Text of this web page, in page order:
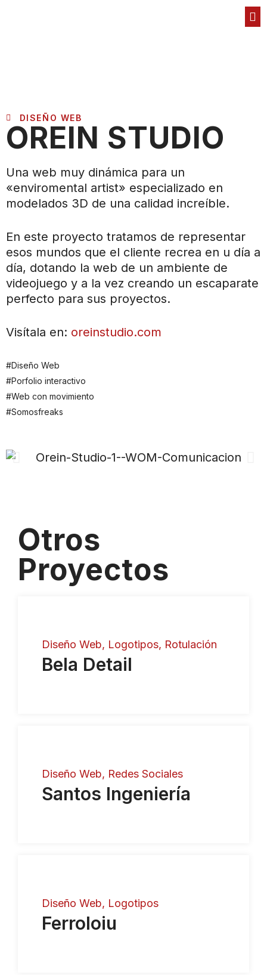
DISEÑO WEB
OREIN STUDIO
Una web muy dinámica para un
«enviromental artist» especializado en
modelados 3D de una calidad increíble.
En este proyecto tratamos de representar
esos mundos que el cliente recrea en u día a
día, dotando la web de un ambiente de
videojuego y a la vez creando un escaparate
perfecto para sus proyectos.
Visítala en: oreinstudio.com
#Diseño Web
#Porfolio interactivo
#Web con movimiento
#Somosfreaks
Otros
Proyectos
Diseño Web Logotipos Rotulación
Bela Detail
Diseño Web Redes Sociales
Santos Ingeniería
Diseño Web Logotipos
Ferroloiu